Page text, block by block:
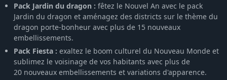
Pack Jardin du dragon : fêtez le Nouvel An avec le pack
Jardin du dragon et aménagez des districts sur le thème du
dragon porte-bonheur avec plus de 15 nouveaux
embellissements.
Pack Fiesta : exaltez le boom culturel du Nouveau Monde et
sublimez le voisinage de vos habitants avec plus de
20 nouveaux embellissements et variations d'apparence.